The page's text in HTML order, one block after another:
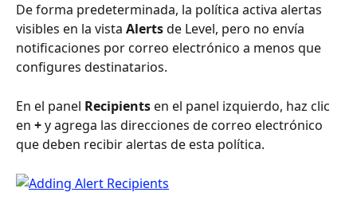
De forma predeterminada, la política activa alertas
visibles en la vista Alerts de Level, pero no envía
notificaciones por correo electrónico a menos que
configures destinatarios.
En el panel Recipients en el panel izquierdo, haz clic
en + y agrega las direcciones de correo electrónico
que deben recibir alertas de esta política.